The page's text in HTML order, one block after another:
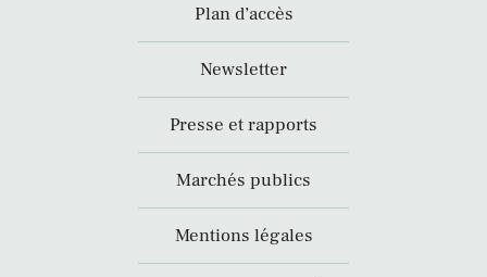
Plan d’accès
Newsletter
Presse et rapports
Marchés publics
Mentions légales